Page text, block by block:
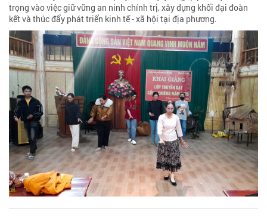
trọng vào việc giữ vững an ninh chính trị, xây dựng khối đại đoàn
kết và thúc đẩy phát triển kinh tế - xã hội tại địa phương.